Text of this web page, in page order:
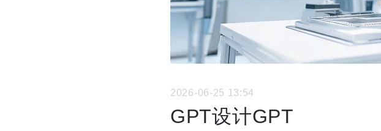
2026-06-25 13:54
GPT设计GPT